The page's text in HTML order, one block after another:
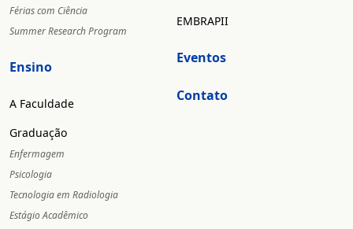
Férias com Ciência
Summer Research Program
Ensino
A Faculdade
Graduação
Enfermagem
Psicologia
Tecnologia em Radiologia
Estágio Acadêmico
EMBRAPII
Eventos
Contato